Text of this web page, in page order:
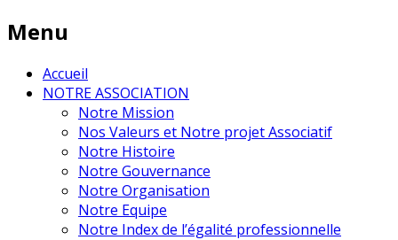
Menu
Accueil
NOTRE ASSOCIATION
Notre Mission
Nos Valeurs et Notre projet Associatif
Notre Histoire
Notre Gouvernance
Notre Organisation
Notre Equipe
Notre Index de l’égalité professionnelle